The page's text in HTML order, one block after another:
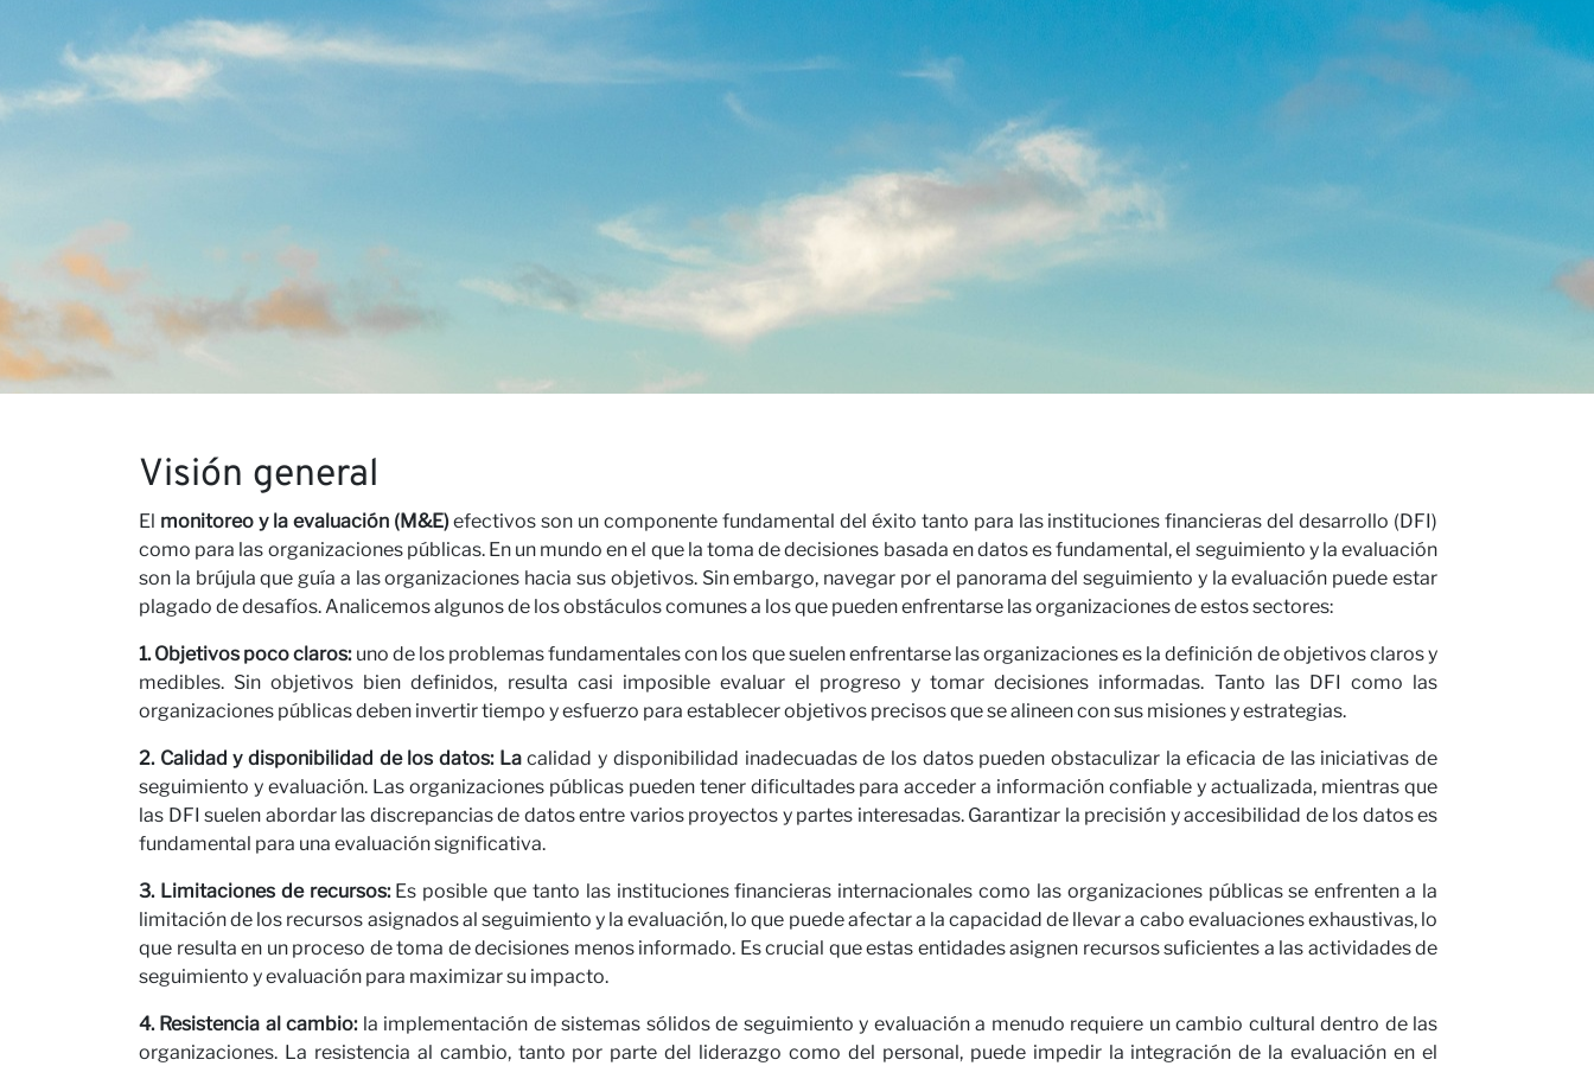
Nuestras Opiniones
Carreras
Colabora con
Visión general
El monitoreo y la evaluación (M&E)efectivos son un componente fundamental del éxito tanto para las instituciones financieras del desarrollo (DFI)
como para las organizaciones públicas. En un mundo en el que la toma de decisiones basada en datos es fundamental, el seguimiento y la evaluación
son la brújula que guía a las organizaciones hacia sus objetivos. Sin embargo, navegar por el panorama del seguimiento y la evaluación puede estar
plagado de desafíos. Analicemos algunos de los obstáculos comunes a los que pueden enfrentarse las organizaciones de estos sectores:
1. Objetivos poco claros:uno de los problemas fundamentales con los que suelen enfrentarse las organizaciones es la definición de objetivos claros y
medibles. Sin objetivos bien definidos, resulta casi imposible evaluar el progreso y tomar decisiones informadas. Tanto las DFI como las
organizaciones públicas deben invertir tiempo y esfuerzo para establecer objetivos precisos que se alineen con sus misiones y estrategias.
2. Calidad y disponibilidad de los datos: Lacalidad y disponibilidad inadecuadas de los datos pueden obstaculizar la eficacia de las iniciativas de
seguimiento y evaluación. Las organizaciones públicas pueden tener dificultades para acceder a información confiable y actualizada, mientras que
las DFI suelen abordar las discrepancias de datos entre varios proyectos y partes interesadas. Garantizar la precisión y accesibilidad de los datos es
fundamental para una evaluación significativa.
3. Limitaciones de recursos:Es posible que tanto las instituciones financieras internacionales como las organizaciones públicas se enfrenten a la
limitación de los recursos asignados al seguimiento y la evaluación, lo que puede afectar a la capacidad de llevar a cabo evaluaciones exhaustivas, lo
que resulta en un proceso de toma de decisiones menos informado. Es crucial que estas entidades asignen recursos suficientes a las actividades de
seguimiento y evaluación para maximizar su impacto.
4. Resistencia al cambio:la implementación de sistemas sólidos de seguimiento y evaluación a menudo requiere un cambio cultural dentro de las
organizaciones. La resistencia al cambio, tanto por parte del liderazgo como del personal, puede impedir la integración de la evaluación en el